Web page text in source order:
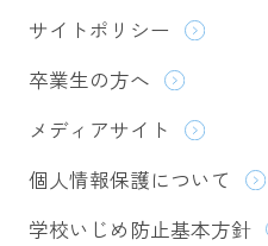
サイトポリシー
卒業生の方へ
メディアサイト
個人情報保護について
学校いじめ防止基本方針